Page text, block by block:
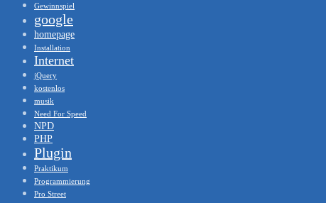
Gewinnspiel
google
homepage
Installation
Internet
jQuery
kostenlos
musik
Need For Speed
NPD
PHP
Plugin
Praktikum
Programmierung
Pro Street